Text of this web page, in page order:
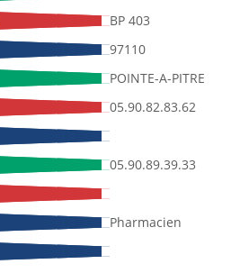
BP 403
97110
POINTE-A-PITRE
05.90.82.83.62
05.90.89.39.33
Pharmacien